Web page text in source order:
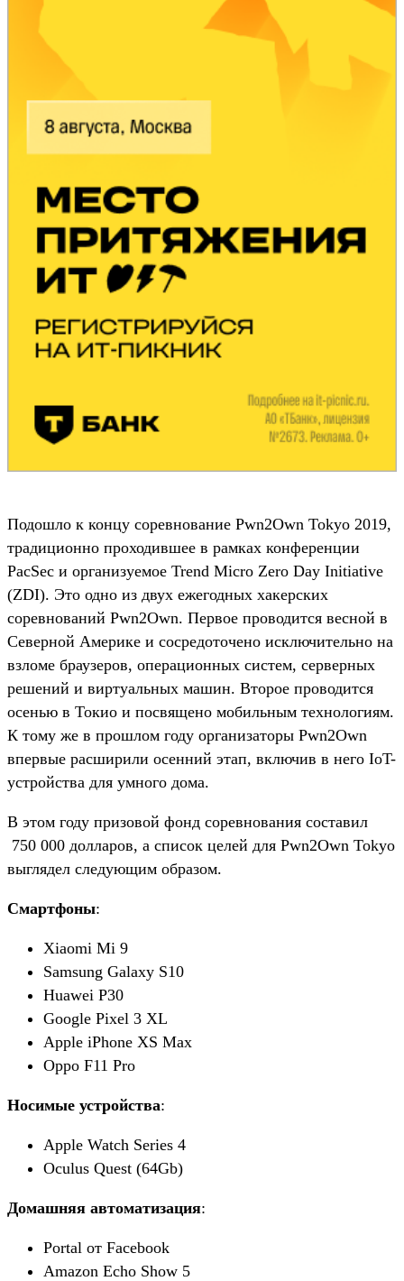
Подошло к концу соревнование Pwn2Own Tokyo 2019,
традиционно проходившее в рамках конференции
PacSec и организуемое Trend Micro Zero Day Initiative
(ZDI). Это одно из двух ежегодных хакерских
соревнований Pwn2Own. Первое проводится весной в
Северной Америке и сосредоточено исключительно на
взломе браузеров, операционных систем, серверных
решений и виртуальных машин. Второе проводится
осенью в Токио и посвящено мобильным технологиям.
К тому же в прошлом году организаторы Pwn2Own
впервые расширили осенний этап, включив в него IoT-
устройства для умного дома.
В этом году призовой фонд соревнования составил
750 000 долларов, а список целей для Pwn2Own Tokyo
выглядел следующим образом.
Смартфоны:
Xiaomi Mi 9
Samsung Galaxy S10
Huawei P30
Google Pixel 3 XL
Apple iPhone XS Max
Oppo F11 Pro
Носимые устройства:
Apple Watch Series 4
Oculus Quest (64Gb)
Домашняя автоматизация:
Portal от Facebook
Amazon Echo Show 5